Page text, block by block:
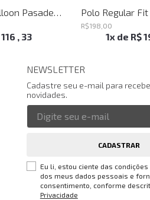
116 , 33
R$198 00
1x de R$
NEWSLETTER
Cadastre seu e-mail para
novidades.
CADASTRAR
Eu li, estou ciente das
dos meus dados pessoais e
consentimento, conforme
Privacidade